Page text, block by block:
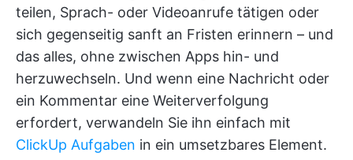
teilen, Sprach- oder Videoanrufe tätigen oder
sich gegenseitig sanft an Fristen erinnern – und
das alles, ohne zwischen Apps hin- und
herzuwechseln. Und wenn eine Nachricht oder
ein Kommentar eine Weiterverfolgung
erfordert, verwandeln Sie ihn einfach mit
ClickUp Aufgaben in ein umsetzbares Element.